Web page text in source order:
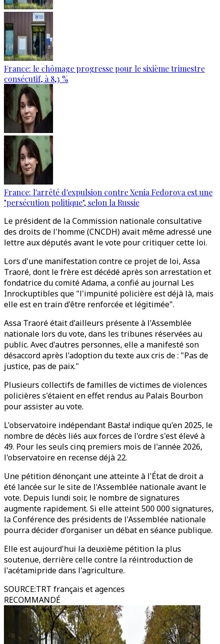
France: le chômage progresse pour le sixième trimestre
consécutif, à 8,3 %
France: l'arrêté d'expulsion contre Xenia Fedorova est une
"persécution politique", selon la Russie
Le président de la Commission nationale consultative
des droits de l'homme (CNCDH) avait même adressé une
lettre aux députés avant le vote pour critiquer cette loi.
Lors d'une manifestation contre ce projet de loi, Assa
Traoré, dont le frère est décédé après son arrestation et
fondatrice du comité Adama, a confié au journal Les
Inrockuptibles que "l'impunité policière est déjà là, mais
elle est en train d'être renforcée et légitimée".
Assa Traoré était d'ailleurs présente à l'Assemblée
nationale lors du vote, dans les tribunes réservées au
public. Avec d'autres personnes, elle a manifesté son
désaccord après l'adoption du texte aux cris de : "Pas de
justice, pas de paix."
Plusieurs collectifs de familles de victimes de violences
policières s'étaient en effet rendus au Palais Bourbon
pour assister au vote.
L'observatoire indépendant Basta! indique qu'en 2025, le
nombre de décès liés aux forces de l'ordre s'est élevé à
49. Pour les seuls cinq premiers mois de l'année 2026,
l'observatoire en recense déjà 22.
Une pétition dénonçant une atteinte à l'État de droit a
été lancée sur le site de l'Assemblée nationale avant le
vote. Depuis lundi soir, le nombre de signatures
augmente rapidement. Si elle atteint 500 000 signatures,
la Conférence des présidents de l'Assemblée nationale
pourra décider d'organiser un débat en séance publique.
Elle est aujourd'hui la deuxième pétition la plus
soutenue, derrière celle contre la réintroduction de
l'acétamipride dans l'agriculture.
SOURCE:TRT français et agences
RECOMMANDÉ